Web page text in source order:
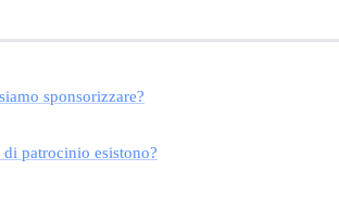
sponsorizzare?
patrocinio esistono?